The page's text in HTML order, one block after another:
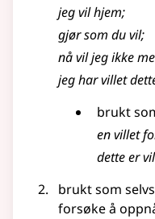
jeg vil hjem;
gjør som du vil;
nå vil jeg ikke
jeg har villet
brukt
envillet
dette er
brukt som
forsøke å